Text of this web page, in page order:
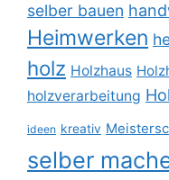
selber bauen
Heimwerken
holz Holzhaus
holzverarbeitung
ideen kreativ
selber